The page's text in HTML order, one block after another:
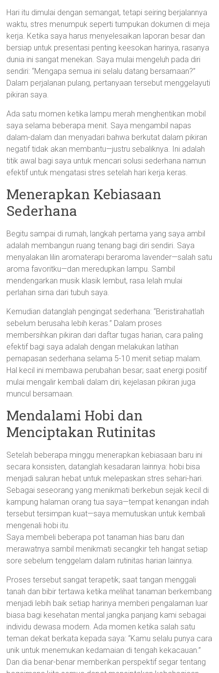
Hari itu dimulai dengan semangat, tetapi seiring berjalannya
waktu, stres menumpuk seperti tumpukan dokumen di meja
kerja. Ketika saya harus menyelesaikan laporan besar dan
bersiap untuk presentasi penting keesokan harinya, rasanya
dunia ini sangat menekan. Saya mulai mengeluh pada diri
sendiri: “Mengapa semua ini selalu datang bersamaan?”
Dalam perjalanan pulang, pertanyaan tersebut menggelayuti
pikiran saya.
Ada satu momen ketika lampu merah menghentikan mobil
saya selama beberapa menit. Saya mengambil napas
dalam-dalam dan menyadari bahwa berkutat dalam pikiran
negatif tidak akan membantu—justru sebaliknya. Ini adalah
titik awal bagi saya untuk mencari solusi sederhana namun
efektif untuk mengatasi stres setelah hari kerja keras.
Menerapkan Kebiasaan
Sederhana
Begitu sampai di rumah, langkah pertama yang saya ambil
adalah membangun ruang tenang bagi diri sendiri. Saya
menyalakan lilin aromaterapi beraroma lavender—salah satu
aroma favoritku—dan meredupkan lampu. Sambil
mendengarkan musik klasik lembut, rasa lelah mulai
perlahan sirna dari tubuh saya.
Kemudian datanglah pengingat sederhana: “Beristirahatlah
sebelum berusaha lebih keras.” Dalam proses
membersihkan pikiran dari daftar tugas harian, cara paling
efektif bagi saya adalah dengan melakukan latihan
pernapasan sederhana selama 5-10 menit setiap malam.
Hal kecil ini membawa perubahan besar; saat energi positif
mulai mengalir kembali dalam diri, kejelasan pikiran juga
muncul bersamaan.
Mendalami Hobi dan
Menciptakan Rutinitas
Setelah beberapa minggu menerapkan kebiasaan baru ini
secara konsisten, datanglah kesadaran lainnya: hobi bisa
menjadi saluran hebat untuk melepaskan stres sehari-hari.
Sebagai seseorang yang menikmati berkebun sejak kecil di
kampung halaman orang tua saya—tempat kenangan indah
tersebut tersimpan kuat—saya memutuskan untuk kembali
mengenali hobi itu.
Saya membeli beberapa pot tanaman hias baru dan
merawatnya sambil menikmati secangkir teh hangat setiap
sore sebelum tenggelam dalam rutinitas harian lainnya.
Proses tersebut sangat terapetik; saat tangan menggali
tanah dan bibir tertawa ketika melihat tanaman berkembang
menjadi lebih baik setiap harinya memberi pengalaman luar
biasa bagi kesehatan mental jangka panjang kami sebagai
individu dewasa modern. Ada momen ketika salah satu
teman dekat berkata kepada saya: “Kamu selalu punya cara
unik untuk menemukan kedamaian di tengah kekacauan.”
Dan dia benar-benar memberikan perspektif segar tentang